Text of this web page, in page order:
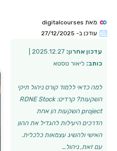
מאת
עודכן ב- 27/12/2025
עדכון אחרון:
כותב: ליאור טסטא
למה כדאי ללמוד קורס ניהול תיקי
השקעות? קרדיט: RDNE Stock
project השקעות הן אחת
הדרכים היעילות להגדיל את ההון
האישי ולהשיג עצמאות כלכלית.
עם זאת, ניהול…